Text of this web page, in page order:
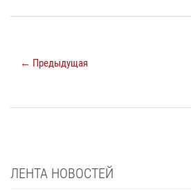
← Предыдущая
ЛЕНТА НОВОСТЕЙ